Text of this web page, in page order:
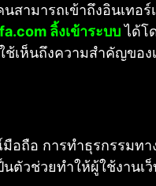
ามารถเข้าถึงอินเทอ
ลิ้งเข้าระบบได้โ
เห็นถึงความสำคัญขอ
ถือ การทำธุรกรรมท
วช่วยทำให้ผู้ใช้งานเ